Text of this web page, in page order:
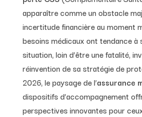
apparaître comme un obstacle
incertitude financière au moment
besoins médicaux ont tendance à
situation, loin d’être une fatalité,
réinvention de sa stratégie de
2026, le paysage de l’assurance
dispositifs d’accompagnement
perspectives innovantes pour